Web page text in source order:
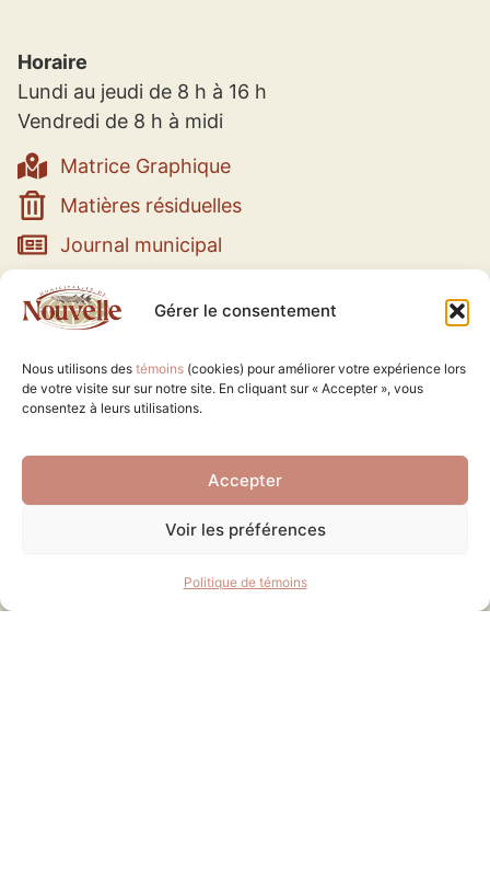
Gérer le consentement
Nous utilisons des témoins (cookies) pour améliorer votre expérience lors
de votre visite sur sur notre site. En cliquant sur « Accepter », vous
consentez à leurs utilisations.
Accepter
Voir les préférences
Politique de témoins
Horaire
Lundi au jeudi de 8 h à 16 h
Vendredi de 8 h à midi
Matrice Graphique
Matières résiduelles
Journal municipal
Municipalité
Loisirs et culture